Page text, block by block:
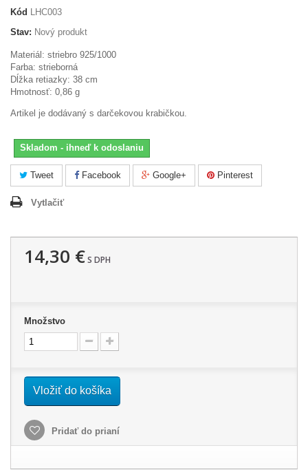
Kód LHC003
Stav: Nový produkt
Materiál: striebro 925/1000
Farba: strieborná
Dĺžka retiazky: 38 cm
Hmotnosť: 0,86 g
Artikel je dodávaný s darčekovou krabičkou.
Skladom - ihneď k odoslaniu
Tweet Facebook Google+ Pinterest
Vytlačiť
14,30 €S DPH
Množstvo
Vložiť do košíka
Pridať do prianí